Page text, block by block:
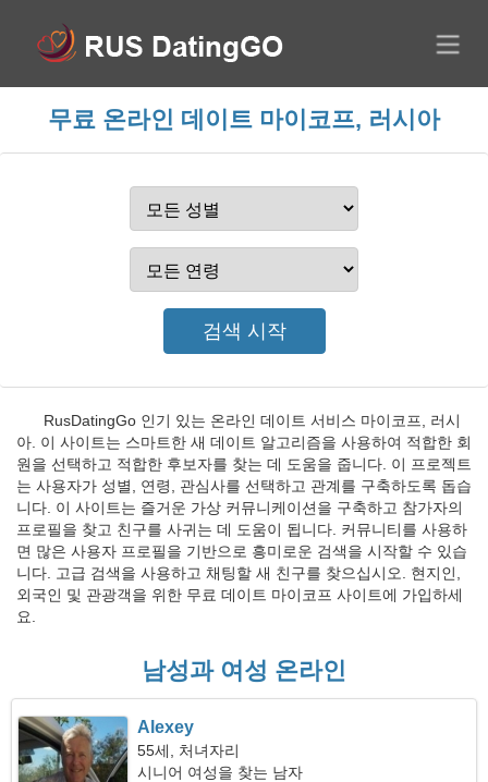
무료 온라인 데이트 마이코프, 러시아
RusDatingGo 인기 있는 온라인 데이트 서비스 마이코프, 러시
아. 이 사이트는 스마트한 새 데이트 알고리즘을 사용하여 적합한 회
원을 선택하고 적합한 후보자를 찾는 데 도움을 줍니다. 이 프로젝트
는 사용자가 성별, 연령, 관심사를 선택하고 관계를 구축하도록 돕습
니다. 이 사이트는 즐거운 가상 커뮤니케이션을 구축하고 참가자의
프로필을 찾고 친구를 사귀는 데 도움이 됩니다. 커뮤니티를 사용하
면 많은 사용자 프로필을 기반으로 흥미로운 검색을 시작할 수 있습
니다. 고급 검색을 사용하고 채팅할 새 친구를 찾으십시오. 현지인,
외국인 및 관광객을 위한 무료 데이트 마이코프 사이트에 가입하세
요.
남성과 여성 온라인
Alexey
55세, 처녀자리
시니어 여성을 찾는 남자